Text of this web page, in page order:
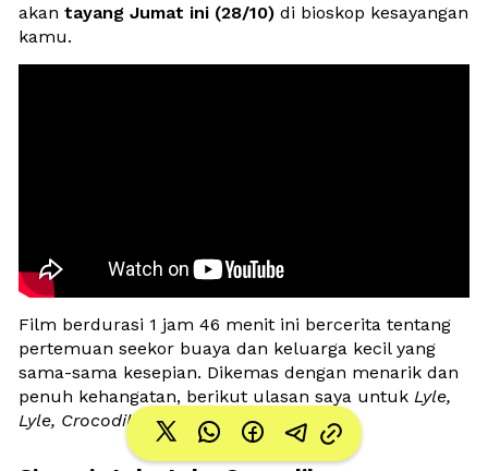
akan tayang Jumat ini (28/10) di bioskop kesayangan
kamu.
Film berdurasi 1 jam 46 menit ini bercerita tentang
pertemuan seekor buaya dan keluarga kecil yang
sama-sama kesepian. Dikemas dengan menarik dan
penuh kehangatan, berikut ulasan saya untuk Lyle,
Lyle, Crocodile.